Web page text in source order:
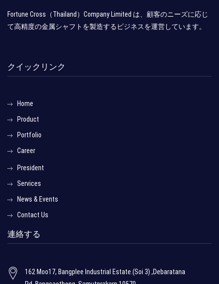
Fortune Cross（Thailand）Company Limited は、顧客のニーズに応じ
て高精度の金属シャフトを製造するビジネスを運営しています。
クイックリンク
Home
Product
Portfolio
Career
President
Services
News & Events
Contact Us
連絡する
162 Moo17, Bangplee Industrial Estate.(Soi 3) ,Debaratana